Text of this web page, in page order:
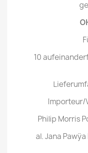
10
Importeur/
Philip Morris
al. Jana